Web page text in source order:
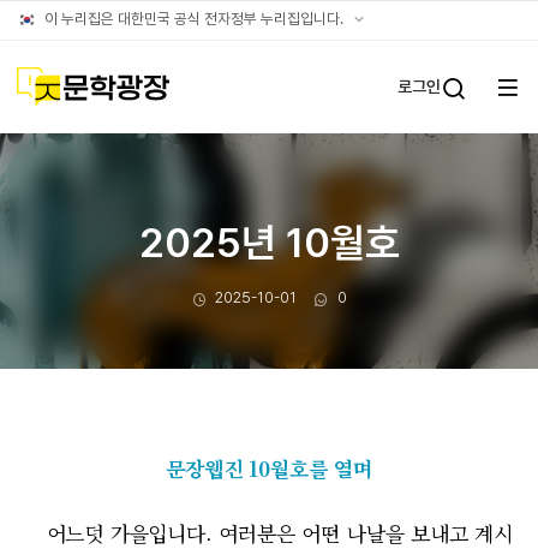
이 누리집은 대한민국 공식 전자정부 누리집입니다. 공식
문학광장 로그인
전체
열기
2025년 10월호
작성일
2025-10-01 댓글수
0
문장웹진 10월호를 열며
어느덧 가을입니다. 여러분은 어떤 나날을 보내고 계시